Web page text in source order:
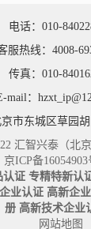
电话：010-
服热线：4008-
传真：010-
mail：
市东城区草园
汇智兴泰（北
京ICP备16054903
认证 专精特新认
业认证 高新企
册 高新技术企业
网站地图